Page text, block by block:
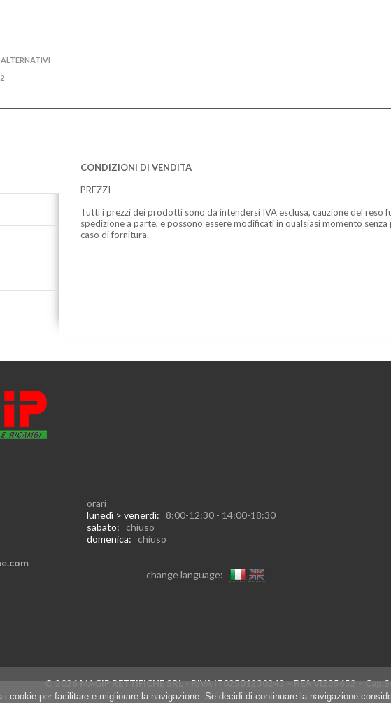
CONDIZIONI DI VENDITA
PREZZI
Tutti i prezzi dei prodotti sono da intendersi IVA esclusa, cauzione del reso
spedizione a parte, e possono essere modificati in qualsiasi momento senza
caso di fornitura.
orari
lunedì > venerdì: 8:00-12:30 - 14:00-18:30
sabato: chiuso
domenica: chiuso
change language:
© 2026 MAGIP RETTIFICHE SRL - P.IVA IT02501230243 – REA VI235652 –
i cookie per facilitare e migliorare la navigazione. Se decidi di continuare la navigazione